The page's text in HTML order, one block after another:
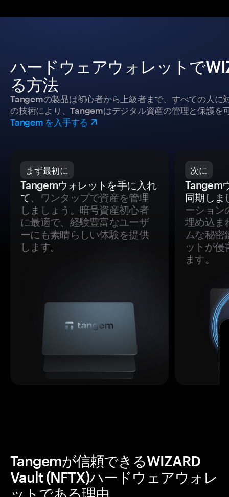
ハードウェアウォレットで
る方法
Tangemの製品は初心者から上級者まで、すべての人に
の技術により、Tangemはデジタル資産の管理と保護を
Tangem を入手する
まず最初に
Tangemウォレットを手に入れ
て、ワンタップで資産を管理
しましょう。暗号資産初心者
に最適で、経験豊富なユーザ
ーにも素晴らしい体験を提供
します。
次に
Tangem
同期しま
ーション
埋め込ま
ムな秘密
ットが侵
ます。
Tangemが信頼できるWIZARD
Vault (NFTX)ハードウェアウォレ
ットである理由